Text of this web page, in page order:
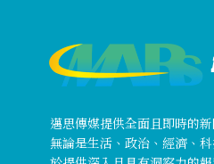
邁思傳媒提供全面且即時的
無論是生活、政治、經濟、